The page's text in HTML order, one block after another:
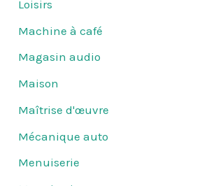
Loisirs
Machine à café
Magasin audio
Maison
Maîtrise d'œuvre
Mécanique auto
Menuiserie